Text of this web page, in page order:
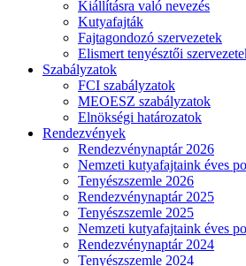
Kiállításra való nevezés
Kutyafajták
Fajtagondozó szervezetek
Elismert tenyésztői
Szabályzatok
FCI szabályzatok
MEOESZ szabályzatok
Elnökségi határozatok
Rendezvények
Rendezvénynaptár 2026
Nemzeti kutyafajtaink éves
Tenyészszemle 2026
Rendezvénynaptár 2025
Tenyészszemle 2025
Nemzeti kutyafajtaink éves
Rendezvénynaptár 2024
Tenyészszemle 2024